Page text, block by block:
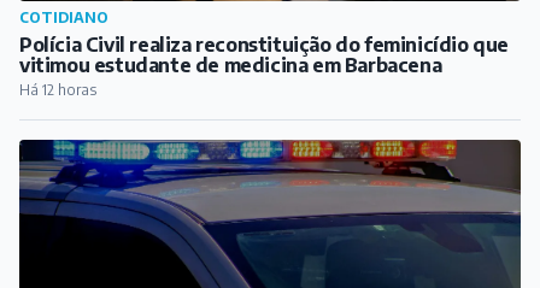
CIDADE
Casal preso por tráfico de drogas em distrito de
Antônio Carlos
Há 12 horas